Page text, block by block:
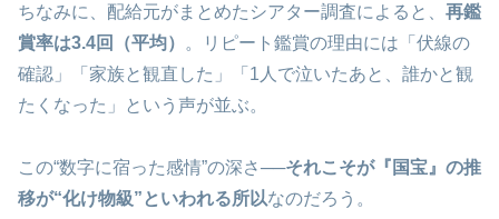
ちなみに、配給元がまとめたシアター調査によると、 再鑑
賞率は3.4回（平均）
。リピート鑑賞の理由には「伏線の
確認」「家族と観直した」「1人で泣いたあと、誰かと観
たくなった」という声が並ぶ。
この“数字に宿った感情”の深さ──それこそが『国宝』の推
移が“化け物級”といわれる所以なのだろう。